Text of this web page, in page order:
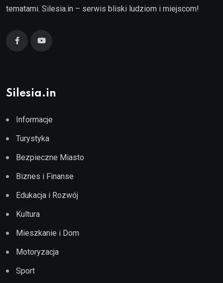
tematami. Silesia.in – serwis bliski ludziom i miejscom!
Silesia.in
Informacje
Turystyka
Bezpieczne Miasto
Biznes i Finanse
Edukacja i Rozwój
Kultura
Mieszkanie i Dom
Motoryzacja
Sport